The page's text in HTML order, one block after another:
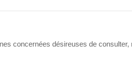
concernées désireuses de consulter,